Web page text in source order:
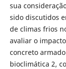
sua
sido discutidos
de climas frios
avaliar o
concreto
bioclimática 2,